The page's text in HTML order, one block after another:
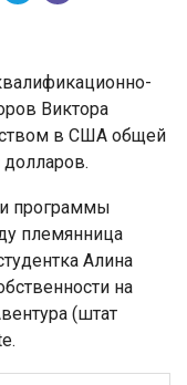
Виктора
в США общей
программы
племянница
Алина
на
(штат